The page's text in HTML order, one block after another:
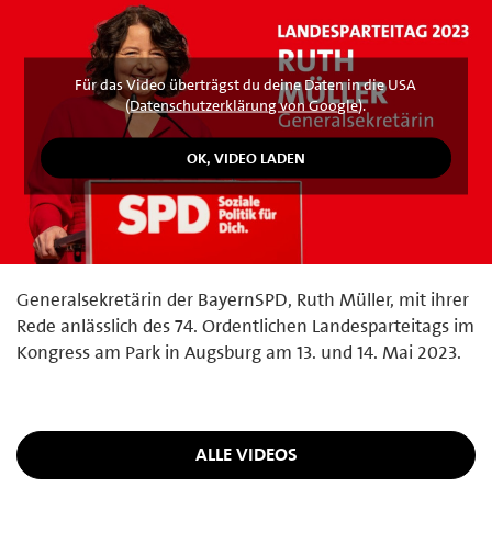
Für das Video überträgst du deine Daten in die USA
(Datenschutzerklärung von Google).
Generalsekretärin der BayernSPD, Ruth Müller, mit ihrer
Rede anlässlich des 74. Ordentlichen Landesparteitags im
Kongress am Park in Augsburg am 13. und 14. Mai 2023.
ALLE VIDEOS